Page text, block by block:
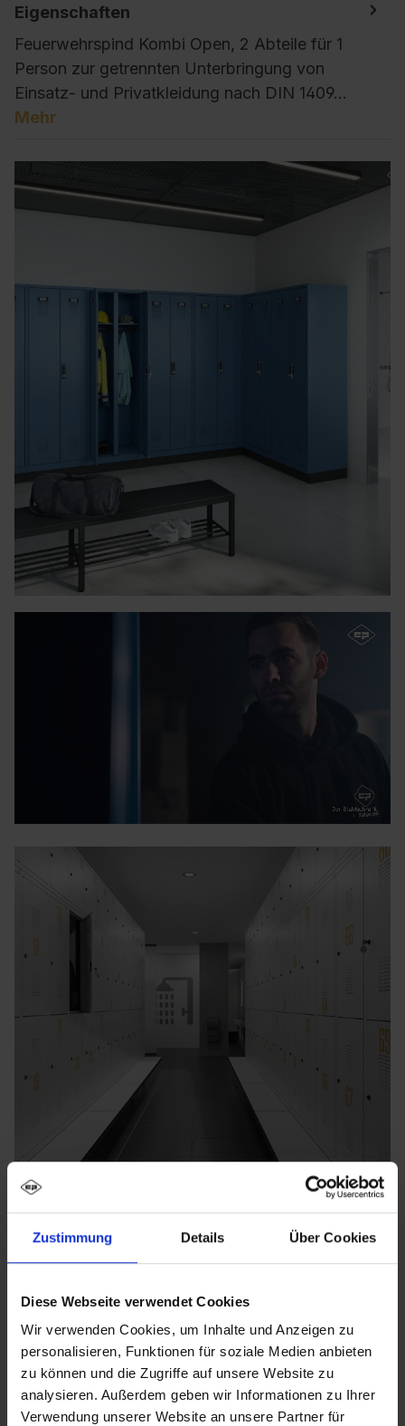
Zustimmung Details Über Cookies
Diese Webseite verwendet Cookies
Wir verwenden Cookies, um Inhalte und Anzeigen zu
personalisieren, Funktionen für soziale Medien anbieten
zu können und die Zugriffe auf unsere Website zu
analysieren. Außerdem geben wir Informationen zu Ihrer
Verwendung unserer Website an unsere Partner für
Eigenschaften
Feuerwehrspind Kombi Open, 2 Abteile für 1
Person zur getrennten Unterbringung von
Einsatz- und Privatkleidung nach DIN 1409…
Mehr